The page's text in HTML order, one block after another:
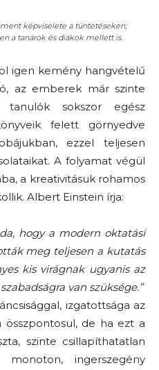
képviselete a tüntetéseken;
a tanárok és diákok mellett is.
igen kemény hangvételű
az emberek már szinte
sokszor egész
felett görnyedve
ezzel teljesen
A folyamat végül
a kreativitásuk rohamos
Albert Einstein írja:
hogy a modern oktatási
meg teljesen a kutatás
kis virágnak ugyanis az
van szüksége.”
izgatottsága az
összpontosul, de ha ezt a
szinte csillapíthatatlan
ingerszegény